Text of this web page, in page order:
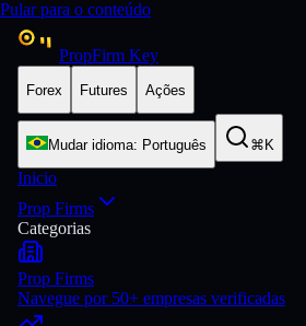
Pular para o conteúdo
PropFirm Key
Forex Futures Ações
Mudar idioma: Português ⌘K
Inicio
Prop Firms
Categorias
Prop Firms
Navegue por 50+ empresas verificadas